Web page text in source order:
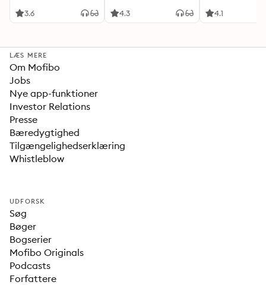
3.6 4.3 4.1
LÆS MERE
Om Mofibo
Jobs
Nye app-funktioner
Investor Relations
Presse
Bæredygtighed
Tilgængelighedserklæring
Whistleblow
UDFORSK
Søg
Bøger
Bogserier
Mofibo Originals
Podcasts
Forfattere